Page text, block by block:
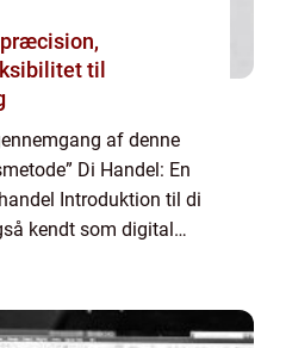
til
af denne
Di Handel: En
Introduktion til di
kendt som digital